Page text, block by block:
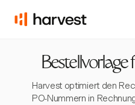
Bestellvorlage
Harvest optimiert den
PO-Nummern in